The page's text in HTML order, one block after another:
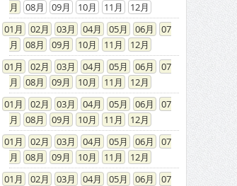
08
09 10 11
12
01 02 03 04 05 06
07
08
09 10 11
12
01 02 03 04 05 06
07
08
09 10 11
12
01 02 03 04 05 06
07
08
09 10 11
12
01 02 03 04 05 06
07
08
09 10 11
12
01 02 03 04 05 06
07